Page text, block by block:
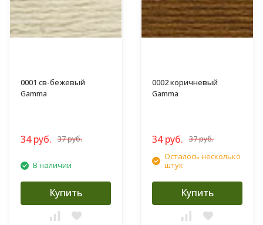
0001 св-бежевый
Gamma
34 руб. 37 руб.
В наличии
Купить
0002 коричневый
Gamma
34 руб. 37 руб.
Осталось несколько
штук
Купить